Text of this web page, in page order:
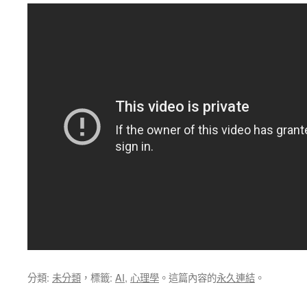
分類: 未分類 ，標籤: AI, 心理學 。這篇內容的永久連結 。